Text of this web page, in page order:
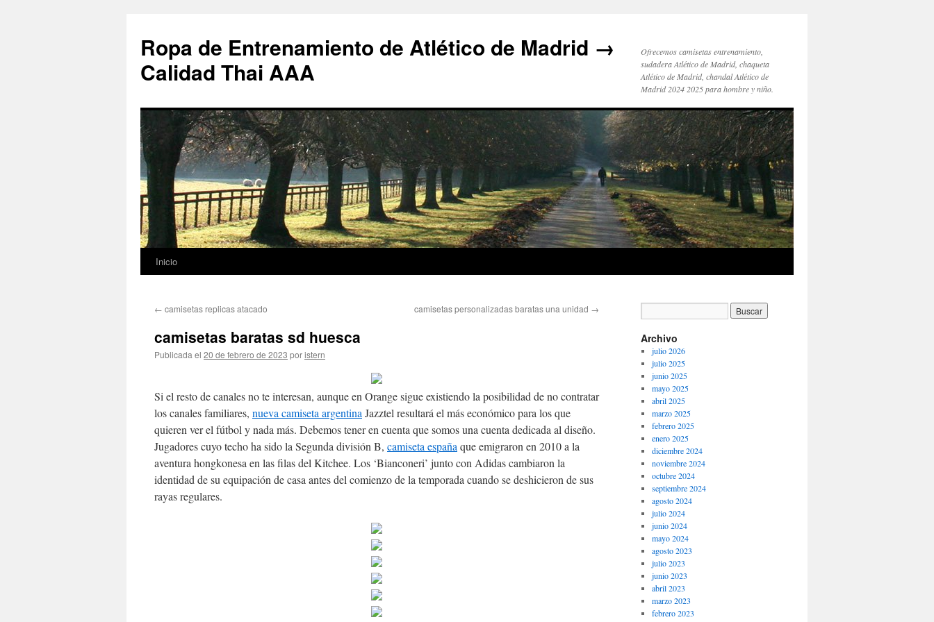
Ropa de Entrenamiento de Atlético de Madrid →
Calidad Thai AAA
Ofrecemos camisetas entrenamiento,
sudadera Atlético de Madrid, chaqueta
Atlético de Madrid, chandal Atlético de
Madrid 2024 2025 para hombre y niño.
Saltar
contenido
Inicio
← camisetas replicas atacado camisetas personalizadas baratas una unidad →
camisetas baratas sd huesca
Publicada el 20 de febrero de 2023 poristern
Si el resto de canales no te interesan, aunque en Orange sigue existiendo la posibilidad de no contratar
los canales familiares, nueva camiseta argentina Jazztel resultará el más económico para los que
quieren ver el fútbol y nada más. Debemos tener en cuenta que somos una cuenta dedicada al diseño.
Jugadores cuyo techo ha sido la Segunda división B, camiseta españa que emigraron en 2010 a la
aventura hongkonesa en las filas del Kitchee. Los ‘Bianconeri’ junto con Adidas cambiaron la
identidad de su equipación de casa antes del comienzo de la temporada cuando se deshicieron de sus
rayas regulares.
Archivo
julio 2026
julio 2025
junio 2025
mayo 2025
abril 2025
marzo 2025
febrero 2025
enero 2025
diciembre 2024
noviembre 2024
octubre 2024
septiembre 2024
agosto 2024
julio 2024
junio 2024
mayo 2024
agosto 2023
julio 2023
junio 2023
abril 2023
marzo 2023
febrero 2023